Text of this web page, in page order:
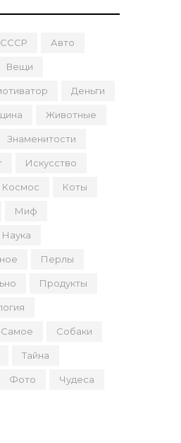
СССР Авто
Вещи
Деньги
Животные
Знаменитости
Искусство
Космос Коты
Миф
Наука
Перлы
Продукты
Собаки
Тайна
Фото Чудеса